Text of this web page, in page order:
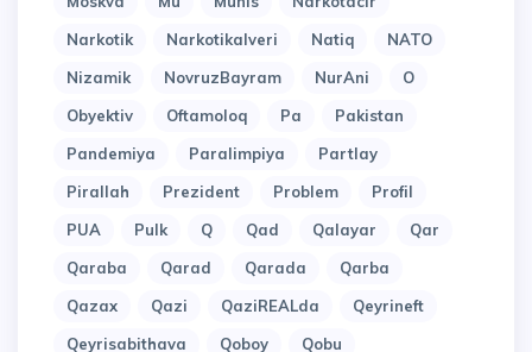
Narkotik
Narkotikalveri Natiq
NATO
Nizamik
NovruzBayram NurAni
O
Obyektiv
Oftamoloq Pa
Pakistan
Pandemiya
Paralimpiya
Partlay
Pirallah
Prezident Problem
Profil
PUA
Pulk Q Qad Qalayar
Qar
Qaraba
Qarad Qarada
Qarba
Qazax
Qazi QaziREALda
Qeyrineft
Qeyrisabithava
Qoboy Qobu